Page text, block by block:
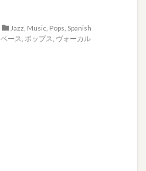
Jazz, Music, Pops, Spanish
ベース, ポップス, ヴォーカル